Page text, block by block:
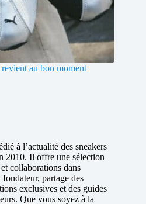
au bon moment
à l’actualité des sneakers
2010. Il offre une sélection
collaborations dans
partage des
exclusives et des guides
Que vous soyez à la